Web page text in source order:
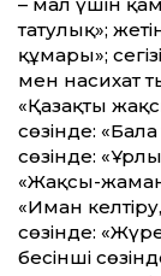
– мал үшін
татулық»;
құмары»;
мен насихат
«Қазақты
сөзінде: «Бала
сөзінде:
«Жақсы-жаман
«Иман
сөзінде:
бесінші